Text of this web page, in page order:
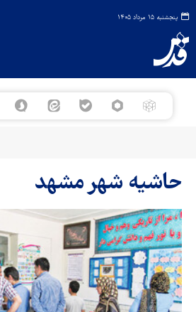
پنجشنبه ۱۵ مرداد ۱۴۰۵
حاشیه شهر مشهد